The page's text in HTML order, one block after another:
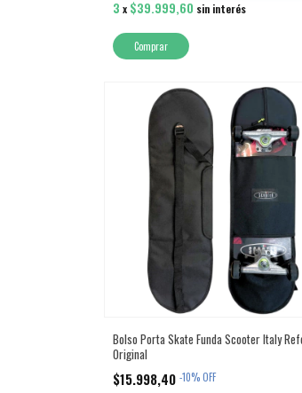
3 x $39.999,60 sin interés
Comprar
Bolso Porta Skate Funda Scooter Italy
Original
$15.998,40 -10%OFF